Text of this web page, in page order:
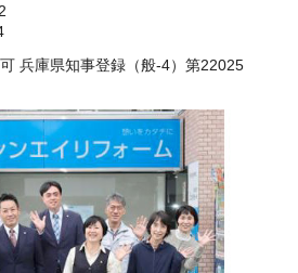
兵庫県知事登録（般-4）第22025